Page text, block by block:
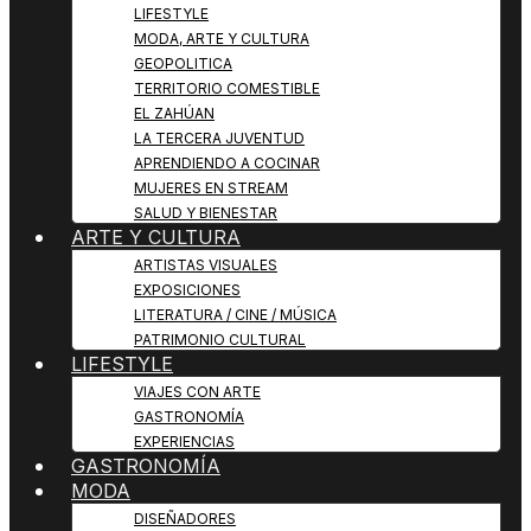
LIFESTYLE
MODA, ARTE Y CULTURA
GEOPOLITICA
TERRITORIO COMESTIBLE
EL ZAHÚAN
LA TERCERA JUVENTUD
APRENDIENDO A COCINAR
MUJERES EN STREAM
SALUD Y BIENESTAR
ARTE Y CULTURA
ARTISTAS VISUALES
EXPOSICIONES
LITERATURA / CINE / MÚSICA
PATRIMONIO CULTURAL
LIFESTYLE
VIAJES CON ARTE
GASTRONOMÍA
EXPERIENCIAS
GASTRONOMÍA
MODA
DISEÑADORES